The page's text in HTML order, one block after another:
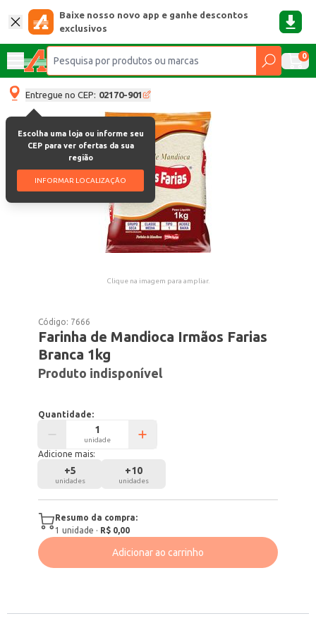
Baixe nosso novo app e ganhe descontos
exclusivos
0
Entregue no CEP: 02170-901
Escolha uma loja ou informe seu
CEP para ver ofertas da sua
região
INFORMAR LOCALIZAÇÃO
Clique na imagem para ampliar.
Código: 7666
Farinha de Mandioca Irmãos Farias
Branca 1kg
Produto indisponível
Quantidade:
unidade
Adicione mais:
+5
unidades
+10
unidades
Resumo da compra:
1 unidade · R$ 0,00
Adicionar ao carrinho